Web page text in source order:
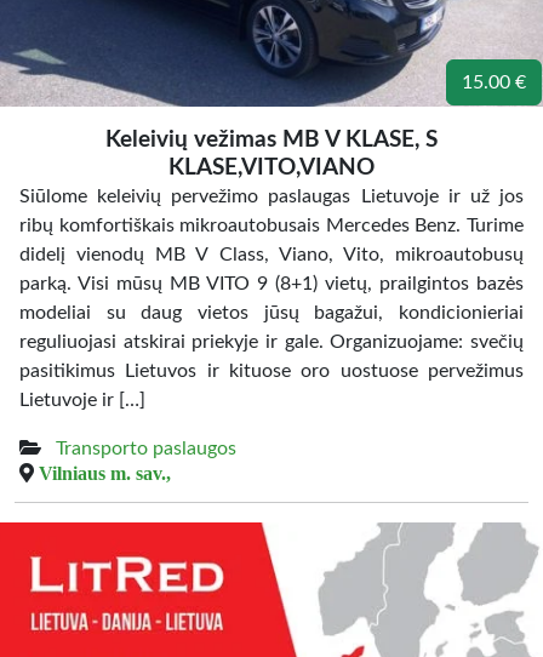
15.00 €
Keleivių vežimas MB V KLASE, S
KLASE,VITO,VIANO
Siūlome keleivių pervežimo paslaugas Lietuvoje ir už jos
ribų komfortiškais mikroautobusais Mercedes Benz. Turime
didelį vienodų MB V Class, Viano, Vito, mikroautobusų
parką. Visi mūsų MB VITO 9 (8+1) vietų, prailgintos bazės
modeliai su daug vietos jūsų bagažui, kondicionieriai
reguliuojasi atskirai priekyje ir gale. Organizuojame: svečių
pasitikimus Lietuvos ir kituose oro uostuose pervežimus
Lietuvoje ir […]
Transporto paslaugos
Vilniaus m. sav.,